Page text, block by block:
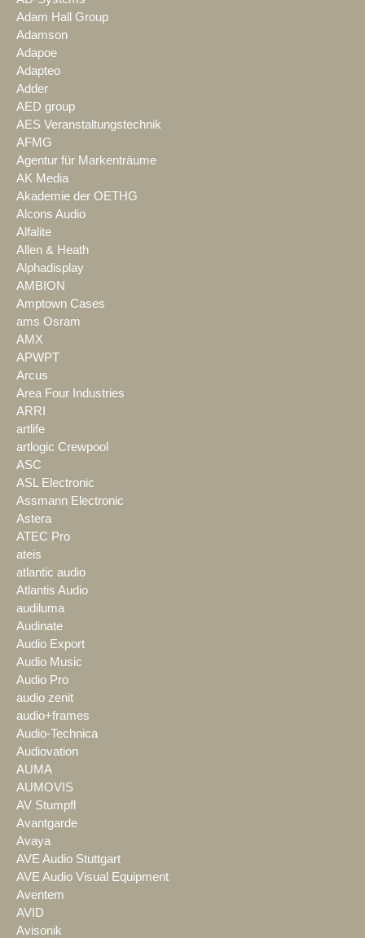
Adam Hall Group
Adamson
Adapoe
Adapteo
Adder
AED group
AES Veranstaltungstechnik
AFMG
Agentur für Markenträume
AK Media
Akademie der OETHG
Alcons Audio
Alfalite
Allen & Heath
Alphadisplay
AMBION
Amptown Cases
ams Osram
AMX
APWPT
Arcus
Area Four Industries
ARRI
artlife
artlogic Crewpool
ASC
ASL Electronic
Assmann Electronic
Astera
ATEC Pro
ateis
atlantic audio
Atlantis Audio
audiluma
Audinate
Audio Export
Audio Music
Audio Pro
audio zenit
audio+frames
Audio-Technica
Audiovation
AUMA
AUMOVIS
AV Stumpfl
Avantgarde
Avaya
AVE Audio Stuttgart
AVE Audio Visual Equipment
Aventem
AVID
Avisonik